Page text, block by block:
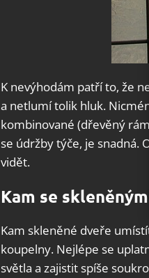
K nevýhodám patří to, že
a netlumí tolik hluk.
kombinované (dřevěný
se údržby týče, je snadná.
vidět.
Kam se
Kam skleněné dveře
koupelny. Nejlépe se
světla a zajistit spíše